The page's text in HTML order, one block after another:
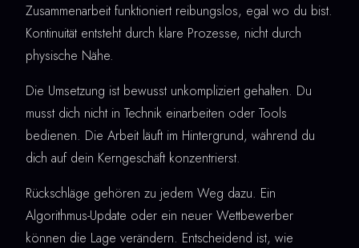
Zusammenarbeit funktioniert reibungslos, egal wo du bist.
Kontinuität entsteht durch klare Prozesse, nicht durch
physische Nähe.
Die Umsetzung ist bewusst unkompliziert gehalten. Du
musst dich nicht in Technik einarbeiten oder Tools
bedienen. Die Arbeit läuft im Hintergrund, während du
dich auf dein Kerngeschäft konzentrierst.
Rückschläge gehören zu jedem Weg dazu. Ein
Algorithmus-Update oder ein neuer Wettbewerber
können die Lage verändern. Entscheidend ist, wie